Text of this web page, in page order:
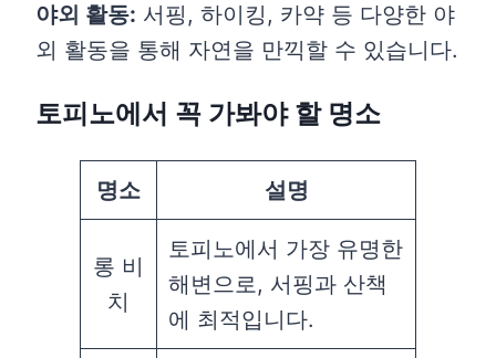
야외 활동: 서핑, 하이킹, 카약 등 다양한 야
외 활동을 통해 자연을 만끽할 수 있습니다.
토피노에서 꼭 가봐야 할 명소
명소 설명
롱 비
치
토피노에서 가장 유명한
해변으로, 서핑과 산책
에 최적입니다.